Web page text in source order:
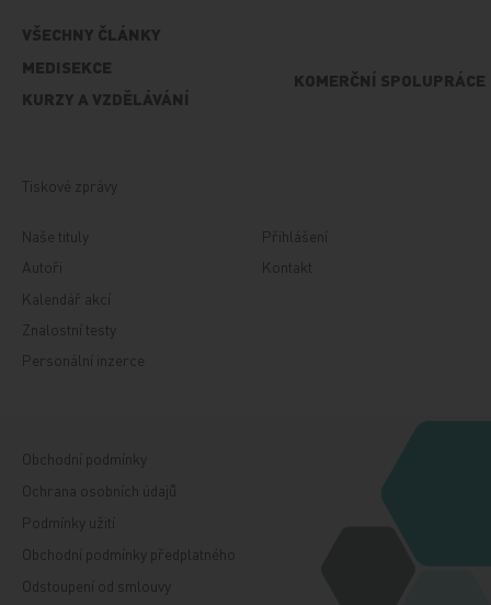
VŠECHNY ČLÁNKY
MEDISEKCE
KURZY A VZDĚLÁVÁNÍ
KOMERČNÍ SPOLUPRÁCE
Tiskové zprávy
Naše tituly
Autoři
Kalendář akcí
Znalostní testy
Personální inzerce
Přihlášení
Kontakt
Obchodní podmínky
Ochrana osobních údajů
Podmínky užití
Obchodní podmínky předplatného
Odstoupení od smlouvy